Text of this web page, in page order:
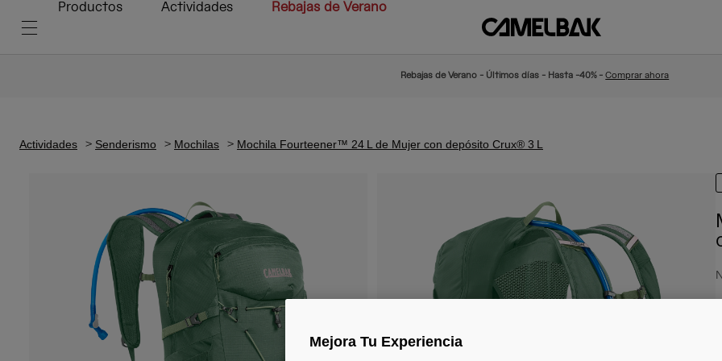
Productos Actividades Rebajas de Verano
Rebajas de Verano - Últimos días - Hasta -40% -Comprar ahora
Actividades Senderismo Mochilas Mochila Fourteener™ 24 L de Mujer con depósito Crux® 3 L
Mejora Tu Experiencia